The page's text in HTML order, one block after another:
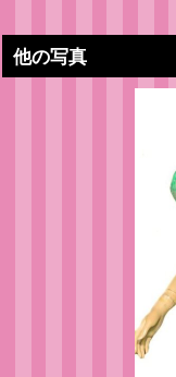
他の写真